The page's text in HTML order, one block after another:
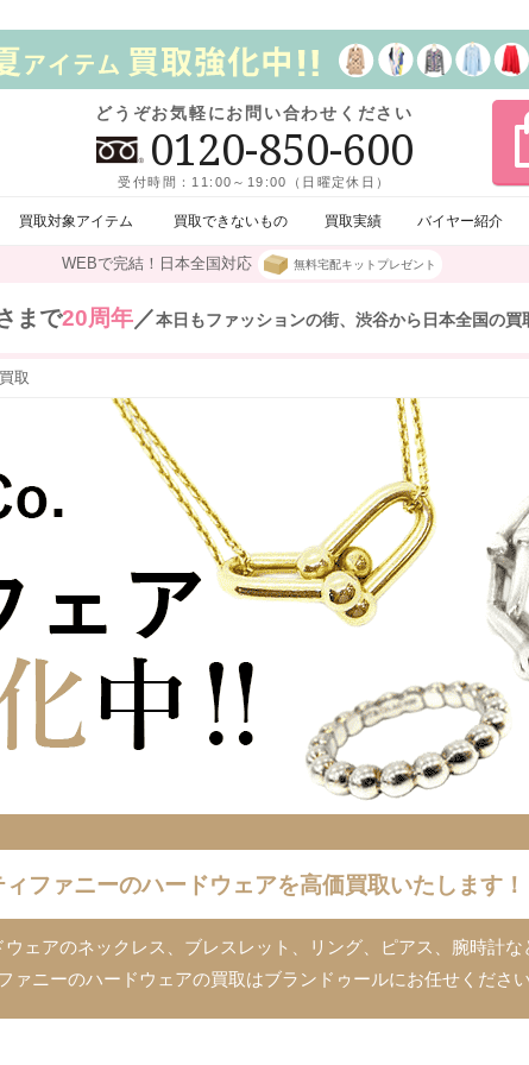
どうぞお気軽にお問い合わせください
0120-850-600
受付時間：11:00～19:00（日曜定休日）
買取対象アイテム 買取できないもの 買取実績 バイヤー紹介
WEBで完結！日本全国対応 無料宅配キットプレゼント
まで20周年／本日もファッションの街、渋谷から日本全国の買
取
ィファニーのハードウェアを高価買取いたします！
ェアのネックレス、ブレスレット、リング、ピアス、腕時計な
ァニーのハードウェアの買取はブランドゥールにお任せください